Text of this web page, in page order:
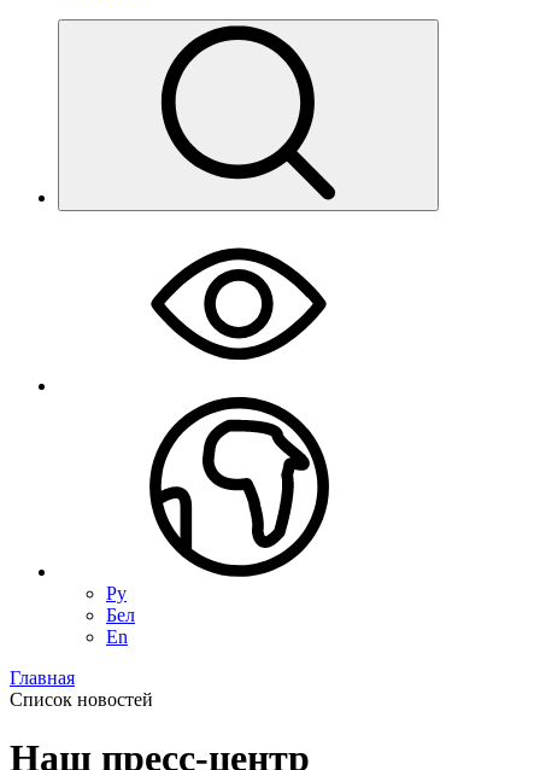
Ру
Бел
En
Главная
Список новостей
Наш пресс-центр